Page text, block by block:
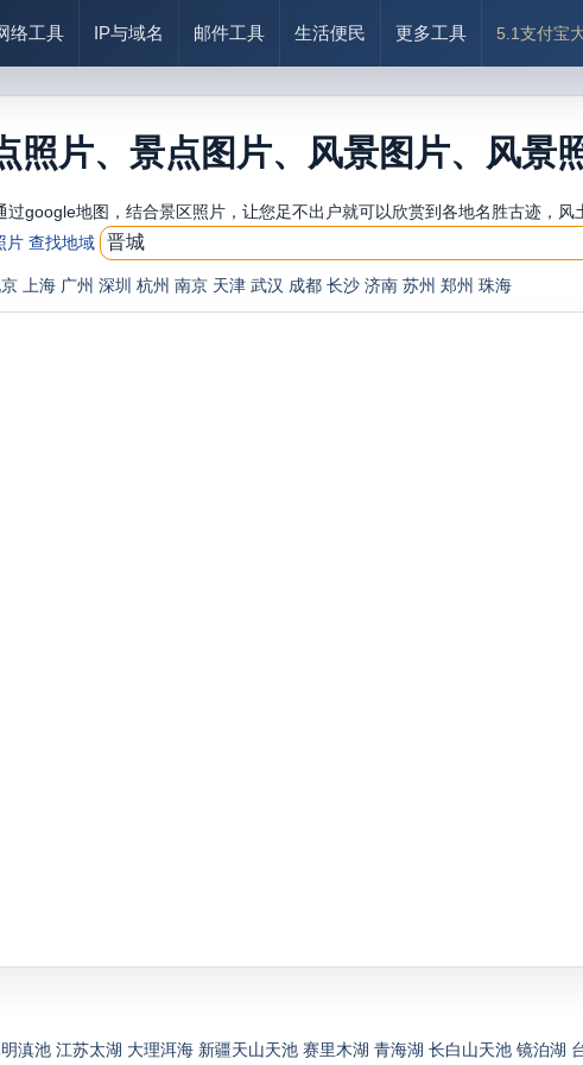
络工具 IP与域名 邮件工具 生活便民 更多工具 5.1支付宝
照片、景点图片、风景图片、风景
过google地图，结合景区照片，让您足不出户就可以欣赏到各地名胜古迹，风
片 查找地域
上海 广州 深圳 杭州 南京 天津 武汉 成都 长沙 济南 苏州 郑州 珠海
滇池 江苏太湖 大理洱海 新疆天山天池 赛里木湖 青海湖 长白山天池 镜泊湖